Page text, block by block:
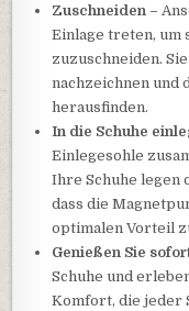
Zuschneiden –
Einlage treten, um
zuzuschneiden.
nachzeichnen und
herausfinden.
In die Schuhe
Einlegesohle
Ihre Schuhe legen
dass die
optimalen Vorteil
Genießen Sie
Schuhe und
Komfort, die jeder